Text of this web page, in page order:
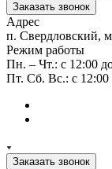
Заказать звонок
Адрес
п. Свердловский,
Режим работы
Пн. – Чт.: с 12:00
Пт. Сб. Вс.: с 12:00
Заказать звонок